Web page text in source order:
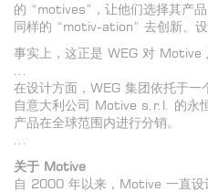
的 “motives”，让他们选择其产
同样的 “motiv-ation” 去创新、设
事实上，这正是 WEG 对 Motive
在设计方面，WEG 集团依托于一
自意大利公司 Motive s.r.l. 的永
产品在全球范围内进行分销。
关于 Motive
自 2000 年以来，Motive 一直设